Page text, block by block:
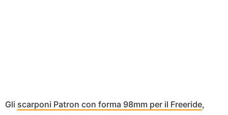
Gli scarponi Patron con forma 98mm per il Freeride,